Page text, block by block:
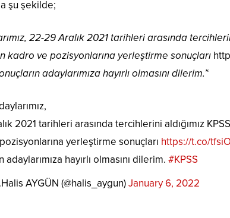
şu şekilde;
22-29 Aralık 2021 tarihleri arasında
kadro ve pozisyonlarına yerleştirme sonuçları
adaylarımıza hayırlı olmasını dilerim.’‘
2021 tarihleri arasında tercihlerini aldığımız
yerleştirme sonuçları https://t.co/
adaylarımıza hayırlı olmasını dilerim. #KPSS
AYGÜN (@halis_aygun)January 6, 2022